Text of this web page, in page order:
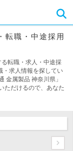
転職・中途採用
転職・求人・中途採
・求人情報を探してい
金属製品 神奈川県」
ただけるので、あなた